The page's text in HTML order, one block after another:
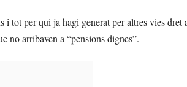
i tot per qui ja hagi generat per altres vies dret
no arribaven a “pensions dignes”.